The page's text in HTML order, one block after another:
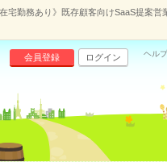
宅勤務あり》既存顧客向けSaaS提案営
会員登録 ログイン ヘル